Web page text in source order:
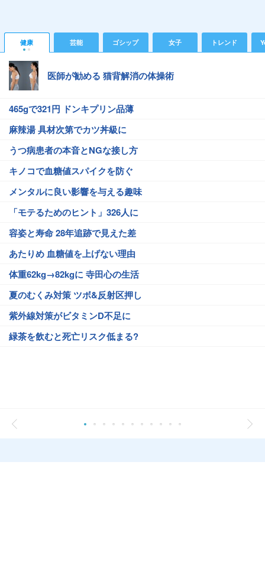
健康 芸能 ゴシップ 女子 トレンド
医師が勧める 猫背解消の体操術
465gで321円 ドンキプリン品薄
麻辣湯 具材次第でカツ丼級に
うつ病患者の本音とNGな接し方
キノコで血糖値スパイクを防ぐ
メンタルに良い影響を与える趣味
「モテるためのヒント」326人に
容姿と寿命 28年追跡で見えた差
あたりめ 血糖値を上げない理由
体重62kg→82kgに 寺田心の生活
夏のむくみ対策 ツボ&反射区押し
紫外線対策がビタミンD不足に
緑茶を飲むと死亡リスク低まる?